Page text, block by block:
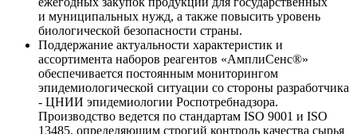
и муниципальных нужд, а также повысить уровень
биологической безопасности страны.
Поддержание актуальности характеристик и
ассортимента наборов реагентов «АмплиСенс®»
обеспечивается постоянным мониторингом
эпидемиологической ситуации со стороны разработчика
- ЦНИИ эпидемиологии Роспотребнадзора.
Производство ведется по стандартам ISO 9001 и ISO
13485, определяющим строгий контроль качества сырья